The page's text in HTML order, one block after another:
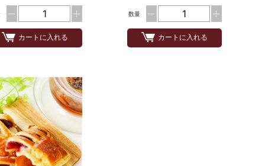
カートに入れる
数量
カートに入れる